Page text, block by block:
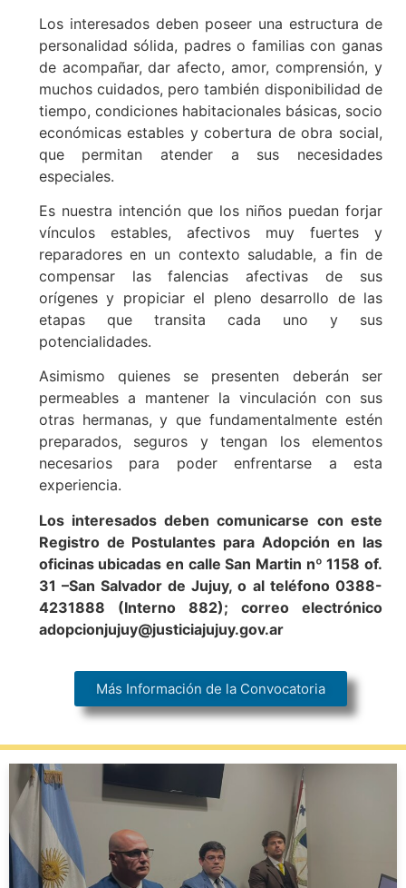
Los interesados deben poseer una estructura de
personalidad sólida, padres o familias con ganas
de acompañar, dar afecto, amor, comprensión, y
muchos cuidados, pero también disponibilidad de
tiempo, condiciones habitacionales básicas, socio
económicas estables y cobertura de obra social,
que permitan atender a sus necesidades
especiales.
Es nuestra intención que los niños puedan forjar
vínculos estables, afectivos muy fuertes y
reparadores en un contexto saludable, a fin de
compensar las falencias afectivas de sus
orígenes y propiciar el pleno desarrollo de las
etapas que transita cada uno y sus
potencialidades.
Asimismo quienes se presenten deberán ser
permeables a mantener la vinculación con sus
otras hermanas, y que fundamentalmente estén
preparados, seguros y tengan los elementos
necesarios para poder enfrentarse a esta
experiencia.
Los interesados deben comunicarse con este
Registro de Postulantes para Adopción en las
oficinas ubicadas en calle San Martin nº 1158 of.
31 –San Salvador de Jujuy, o al teléfono 0388-
4231888 (Interno 882); correo electrónico
adopcionjujuy@justiciajujuy.gov.ar
Más Información de la Convocatoria